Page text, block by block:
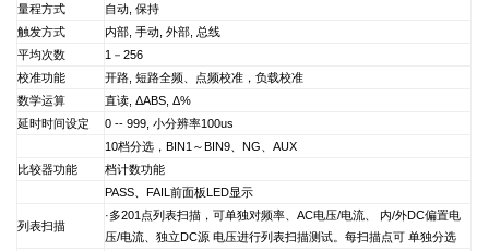
量程方式
自动, 保持
触发方式
内部, 手动, 外部, 总线
平均次数
1 －256
校准功能
开路, 短路全频、点频校准，负载校准
数学运算
直读, ΔABS, Δ%
延时时间设定
0 -- 999,小分辨率100us
10档分选，BIN1～BIN9、NG、AUX
比较器功能
档计数功能
PASS 、FAIL前面板LED显示
列表扫描
·多201点列表扫描，可单独对频率、AC电压/电流、 内/外DC偏置电
压/电流、独立DC源 电压进行列表扫描测试。每扫描点可 单独分选